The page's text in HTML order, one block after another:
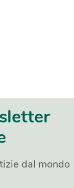
dal mondo